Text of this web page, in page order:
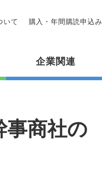
いて 購入・年間購読申込み
企業関連
商社の